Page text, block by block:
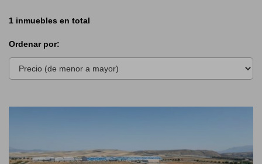
1 inmuebles en total
Ordenar por: